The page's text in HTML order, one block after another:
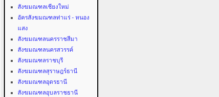
สังฆมณฑลเชียงใหม่
อัครสังฆมณฑลท่าแร่ - หนอง
แสง
สังฆมณฑลนครราชสีมา
สังฆมณฑลนครสวรรค์
สังฆมณฑลราชบุรี
สังฆมณฑลสุราษฎร์ธานี
สังฆมณฑลอุดรธานี
สังฆมณฑลอุบลราชธานี